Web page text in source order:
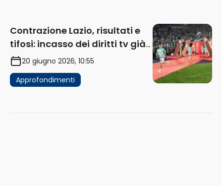
Contrazione Lazio, risultati e
tifosi: incasso dei diritti tv già
in flessione
20 giugno 2026, 10:55
Approfondimenti